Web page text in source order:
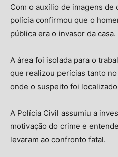
Com o auxílio de imagens de
polícia confirmou que o
pública era o invasor da casa.
A área foi isolada para o
que realizou perícias tanto
onde o suspeito foi
A Polícia Civil assumiu a
motivação do crime e
levaram ao confronto fatal.